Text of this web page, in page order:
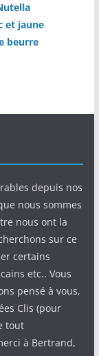
et jaune
beurre
depuis nos
nous sommes
nous ont la
sur ce
certains
etc.. Vous
pensé à vous,
Clis (pour
tout
à Bertrand,